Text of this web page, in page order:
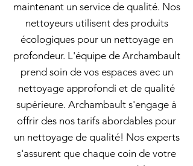
maintenant un service de qualité. Nos
nettoyeurs utilisent des produits
écologiques pour un nettoyage en
profondeur. L'équipe de Archambault
prend soin de vos espaces avec un
nettoyage approfondi et de qualité
supérieure. Archambault s'engage à
offrir des nos tarifs abordables pour
un nettoyage de qualité! Nos experts
s'assurent que chaque coin de votre